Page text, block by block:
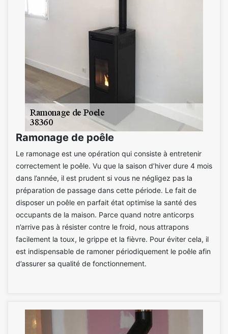
Ramonage de poêle
Le ramonage est une opération qui consiste à entretenir
correctement le poêle. Vu que la saison d’hiver dure 4 mois
dans l’année, il est prudent si vous ne négligez pas la
préparation de passage dans cette période. Le fait de
disposer un poêle en parfait état optimise la santé des
occupants de la maison. Parce quand notre anticorps
n’arrive pas à résister contre le froid, nous attrapons
facilement la toux, le grippe et la fièvre. Pour éviter cela, il
est indispensable de ramoner périodiquement le poêle afin
d’assurer sa qualité de fonctionnement.